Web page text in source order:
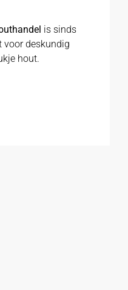
is sinds
voor deskundig
hout.